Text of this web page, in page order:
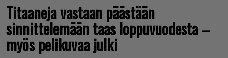
Titaaneja vastaan päästään
sinnittelemään taas loppuvuodesta –
myös pelikuvaa julki